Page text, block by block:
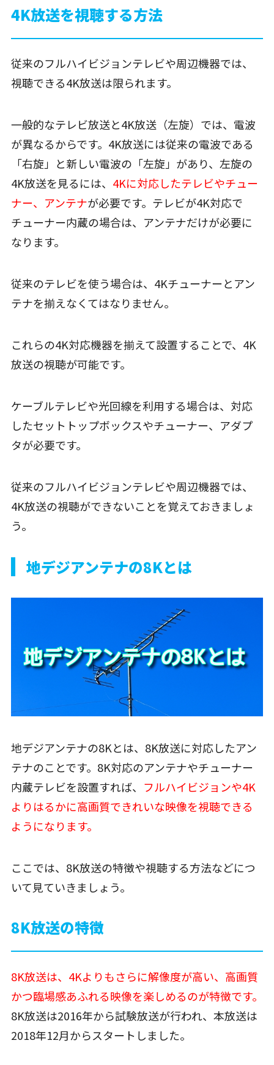
4K放送を視聴する方法
従来のフルハイビジョンテレビや周辺機器では、
視聴できる4K放送は限られます。
一般的なテレビ放送と4K放送（左旋）では、電波
が異なるからです。4K放送には従来の電波である
「右旋」と新しい電波の「左旋」があり、左旋の
4K放送を見るには、 4Kに対応したテレビやチュー
ナー、アンテナが必要です。テレビが4K対応で
チューナー内蔵の場合は、アンテナだけが必要に
なります。
従来のテレビを使う場合は、4Kチューナーとアン
テナを揃えなくてはなりません。
これらの4K対応機器を揃えて設置することで、4K
放送の視聴が可能です。
ケーブルテレビや光回線を利用する場合は、対応
したセットトップボックスやチューナー、アダプ
タが必要です。
従来のフルハイビジョンテレビや周辺機器では、
4K放送の視聴ができないことを覚えておきましょ
う。
地デジアンテナの8Kとは
地デジアンテナの8Kとは、8K放送に対応したアン
テナのことです。8K対応のアンテナやチューナー
内蔵テレビを設置すれば、 フルハイビジョンや4K
よりはるかに高画質できれいな映像を視聴できる
ようになります。
ここでは、8K放送の特徴や視聴する方法などにつ
いて見ていきましょう。
8K放送の特徴
8K放送は、4Kよりもさらに解像度が高い、高画質
かつ臨場感あふれる映像を楽しめるのが特徴です。
8K放送は2016年から試験放送が行われ、本放送は
2018年12月からスタートしました。